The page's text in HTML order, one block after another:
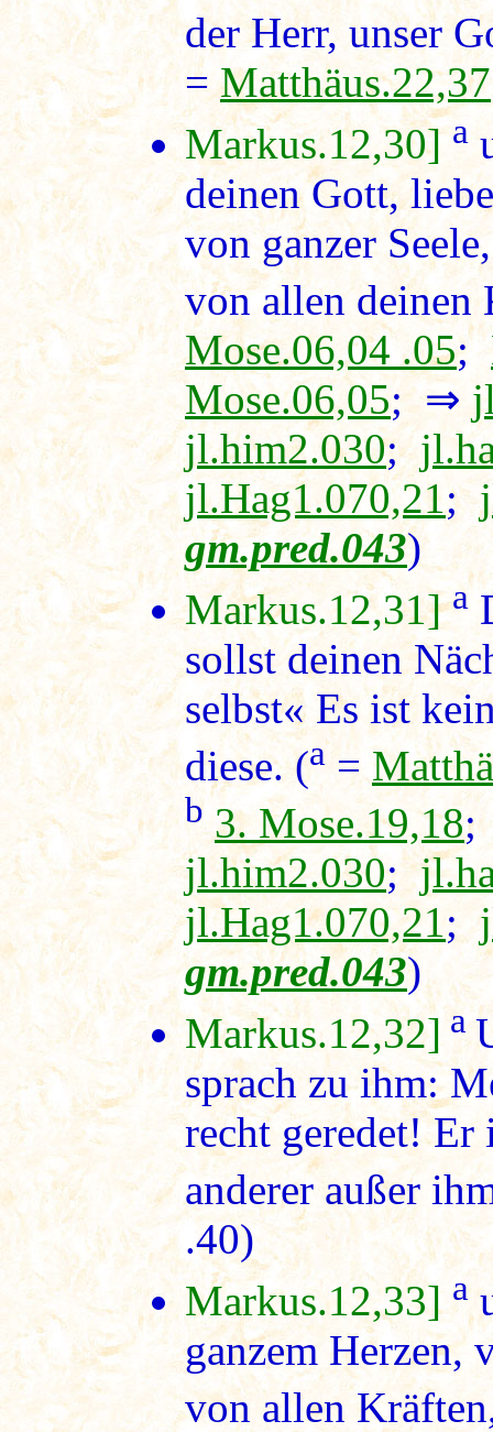
der Herr, unser
=Matthäus.22,37
Markus.12,30] a
deinen Gott,
von ganzer
von allen
Mose.06,04 .05;
Mose.06,05; ⇒
jl.him2.030;
jl.Hag1.070,21;
gm.pred.043)
Markus.12,31] a
sollst deinen
selbst« Es ist
diese. (a=
b 3. Mose.19,18
jl.him2.030;
jl.Hag1.070,21;
gm.pred.043)
Markus.12,32] a
sprach zu ihm:
recht geredet!
anderer außer
.40)
Markus.12,33] a
ganzem Herzen,
von allen